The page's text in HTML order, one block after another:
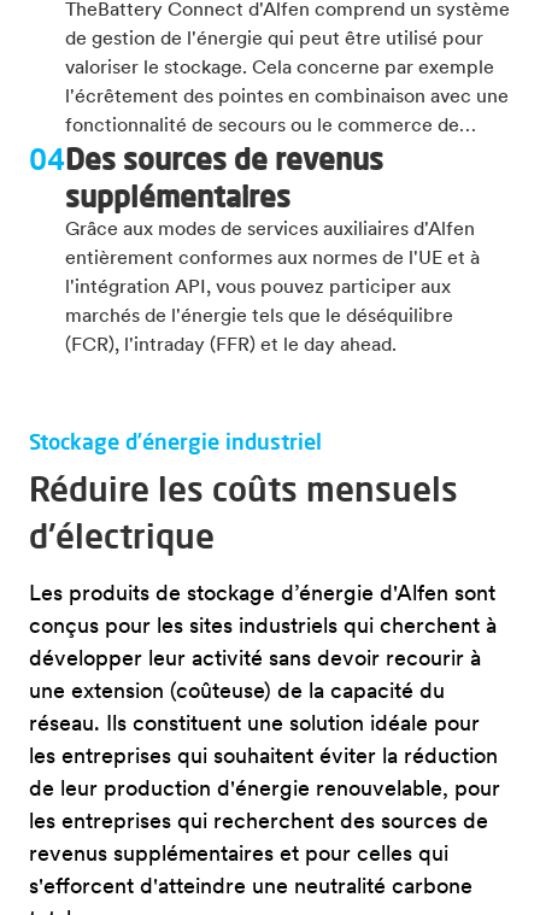
TheBattery Connect d'Alfen comprend un système
de gestion de l'énergie qui peut être utilisé pour
valoriser le stockage. Cela concerne par exemple
l'écrêtement des pointes en combinaison avec une
fonctionnalité de secours ou le commerce de
l'énergie.
04Des sources de revenus
supplémentaires
Grâce aux modes de services auxiliaires d'Alfen
entièrement conformes aux normes de l'UE et à
l'intégration API, vous pouvez participer aux
marchés de l'énergie tels que le déséquilibre
(FCR), l'intraday (FFR) et le day ahead.
Stockage d’énergie industriel
Réduire les coûts mensuels
d'électrique
Les produits de stockage d’énergie d'Alfen sont
conçus pour les sites industriels qui cherchent à
développer leur activité sans devoir recourir à
une extension (coûteuse) de la capacité du
réseau. Ils constituent une solution idéale pour
les entreprises qui souhaitent éviter la réduction
de leur production d'énergie renouvelable, pour
les entreprises qui recherchent des sources de
revenus supplémentaires et pour celles qui
s'efforcent d'atteindre une neutralité carbone